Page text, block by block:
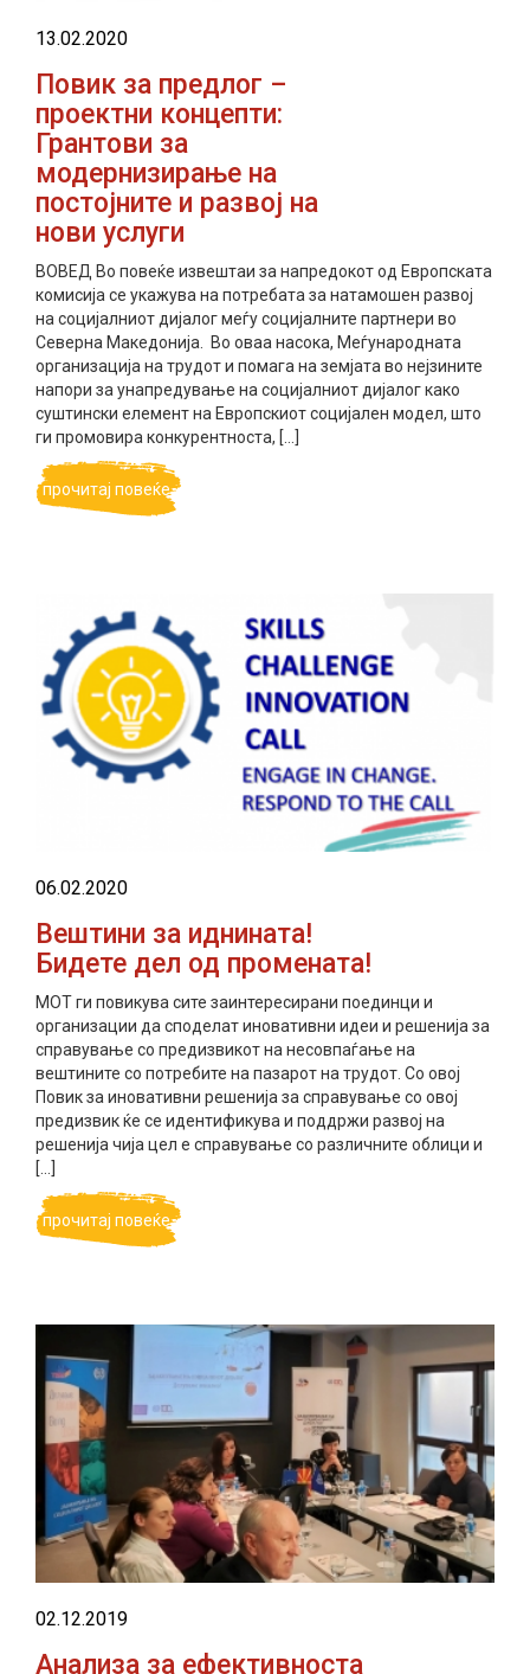
13.02.2020
Повик за предлог –
проектни концепти:
Грантови за
модернизирање на
постојните и развој на
нови услуги
ВОВЕД Во повеќе извештаи за напредокот од Европската
комисија се укажува на потребата за натамошен развој
на социјалниот дијалог меѓу социјалните партнери во
Северна Македонија. Во оваа насока, Меѓународната
организација на трудот и помага на земјата во нејзините
напори за унапредување на социјалниот дијалог како
суштински елемент на Европскиот социјален модел, што
ги промовира конкурентноста, […]
прочитај повеќе
06.02.2020
Вештини за иднината!
Бидете дел од промената!
МОТ ги повикува сите заинтересирани поединци и
организации да споделат иновативни идеи и решенија за
справување со предизвикот на несовпаѓање на
вештините со потребите на пазарот на трудот. Со овој
Повик за иновативни решенија за справување со овој
предизвик ќе се идентификува и поддржи развој на
решенија чија цел е справување со различните облици и
[…]
прочитај повеќе
02.12.2019
Анализа за ефективноста